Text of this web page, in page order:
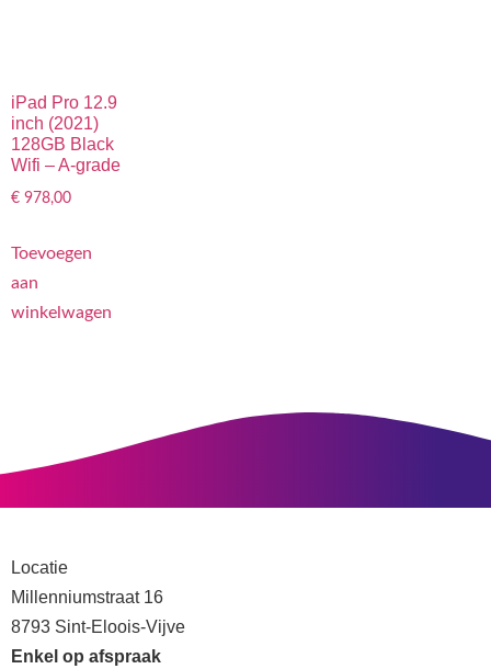
iPad Pro 12.9
inch (2021)
128GB Black
Wifi – A-grade
€ 978,00
Toevoegen
aan
winkelwagen
Locatie
Millenniumstraat 16
8793 Sint-Eloois-Vijve
Enkel op afspraak